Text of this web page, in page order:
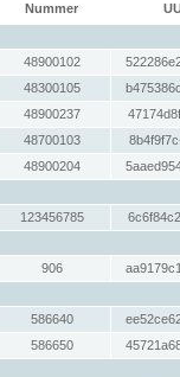
Nummer
48900102
48300105
48900237
48700103
48900204
123456785
906
586640
586650